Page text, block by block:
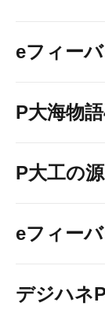
eフィー
P大海物
P大工の
eフィー
デジハネ